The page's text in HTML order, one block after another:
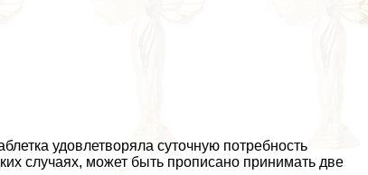
удовлетворяла суточную потребность
случаях, может быть прописано принимать две